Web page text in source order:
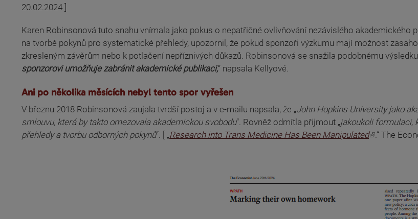
20.02.2024 ]
Karen Robinsonová tuto snahu vnímala jako pokus o nepatřičné ovlivňování nezávislého akademického
na tvorbě pokynů pro systematické přehledy, upozornil, že pokud sponzoři výzkumu mají možnost
zkresleným závěrům nebo k potlačení nepříznivých důkazů. Robinsonová se snažila podobnému výsledku
sponzorovi umožňuje zabránit akademické publikaci,“ napsala Kellyové.
Ani po několika měsících nebyl tento spor vyřešen
V březnu 2018 Robinsonová zaujala tvrdší postoj a v e-mailu napsala, že „John Hopkins University jako
smlouvu, která by takto omezovala akademickou svobodu“. Rovněž odmítla přijmout „jakoukoli formulaci,
přehledy a tvorbu odborných pokynů“. [ „Research into Trans Medicine Has Been Manipulated
(odkaz je externí) .“ The